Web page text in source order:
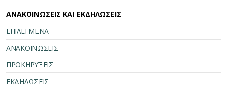
ΑΝΑΚΟΙΝΩΣΕΙΣ ΚΑΙ ΕΚΔΗΛΩΣΕΙΣ
ΕΠΙΛΕΓΜΕΝΑ
ΑΝΑΚΟΙΝΩΣΕΙΣ
ΠΡΟΚΗΡΥΞΕΙΣ
ΕΚΔΗΛΩΣΕΙΣ